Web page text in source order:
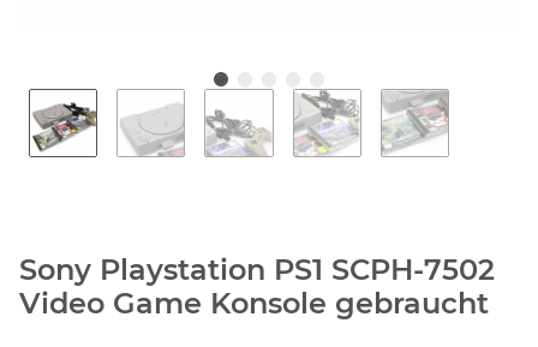
Sony Playstation PS1 SCPH-7502
Video Game Konsole gebraucht